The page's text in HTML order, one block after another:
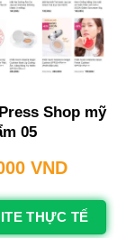
Shop mỹ
05
VND
THỰC TẾ